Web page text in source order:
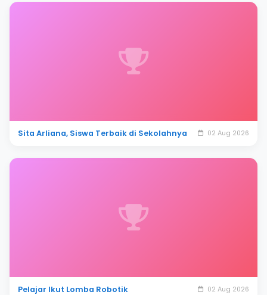
Sita Arliana, Siswa Terbaik di Sekolahnya 02 Aug 2026
Pelajar Ikut Lomba Robotik 02 Aug 2026